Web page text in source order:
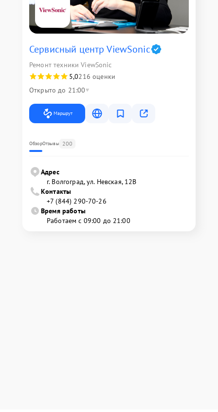
Сервисный центр ViewSonic
Ремонт техники ViewSonic
5,0216 оценки
Открыто до 21:00
Маршрут
ОбзорОтзывы 200
Адрес
г. Волгоград, ул. Невская, 12В
Контакты
+7 (844) 290-70-26
Время работы
Работаем с 09:00 до 21:00